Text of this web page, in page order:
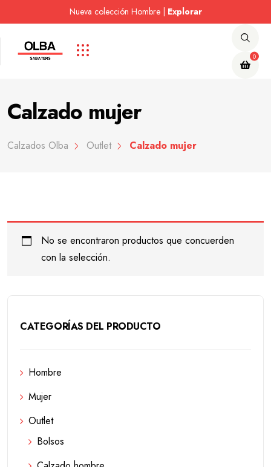
Visita nuestro Outlet |Explorar
Nueva colección Mujer | Explorar
Nueva colección Hombre | Explorar
Visita nuestro Outlet |Explorar
Nueva colección Mujer | Explorar
0
Calzado mujer
Calzados Olba Outlet Calzado mujer
No se encontraron productos que concuerden
con la selección.
CATEGORÍAS DEL PRODUCTO
Hombre
Mujer
Outlet
Bolsos